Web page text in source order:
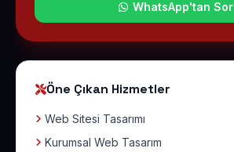
WhatsApp'tan Sor
Öne Çıkan Hizmetler
Web Sitesi Tasarımı
Kurumsal Web Tasarım